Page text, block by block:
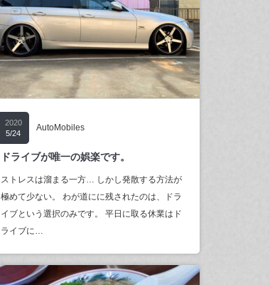
2020
5/24
AutoMobiles
ドライブが唯一の娯楽です。
ストレスは溜まる一方… しかし発散する方法が
極めて少ない。 わが道にに残されたのは、ドラ
イブという選択のみです。 平日に取る休業はド
ライブに…